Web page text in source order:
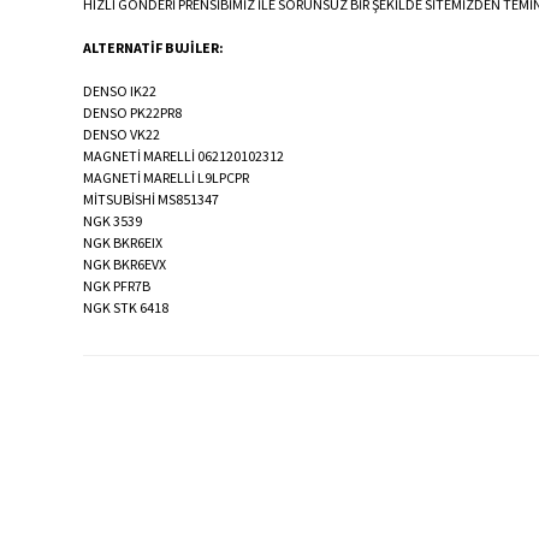
HIZLI GÖNDERİ PRENSİBİMİZ İLE SORUNSUZ BİR ŞEKİLDE SİTEMİZDEN
ALTERNATİF BUJİLER:
DENSO IK22
DENSO PK22PR8
DENSO VK22
MAGNETİ MARELLİ 062120102312
MAGNETİ MARELLİ L9LPCPR
MİTSUBİSHİ MS851347
NGK 3539
NGK BKR6EIX
NGK BKR6EVX
NGK PFR7B
NGK STK 6418